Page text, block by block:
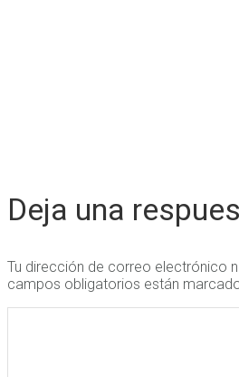
Deja una
Tu dirección de correo electrónico
campos obligatorios están